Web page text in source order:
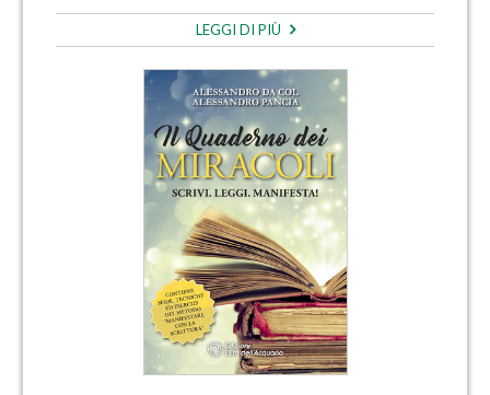
LEGGI DI PIÙ